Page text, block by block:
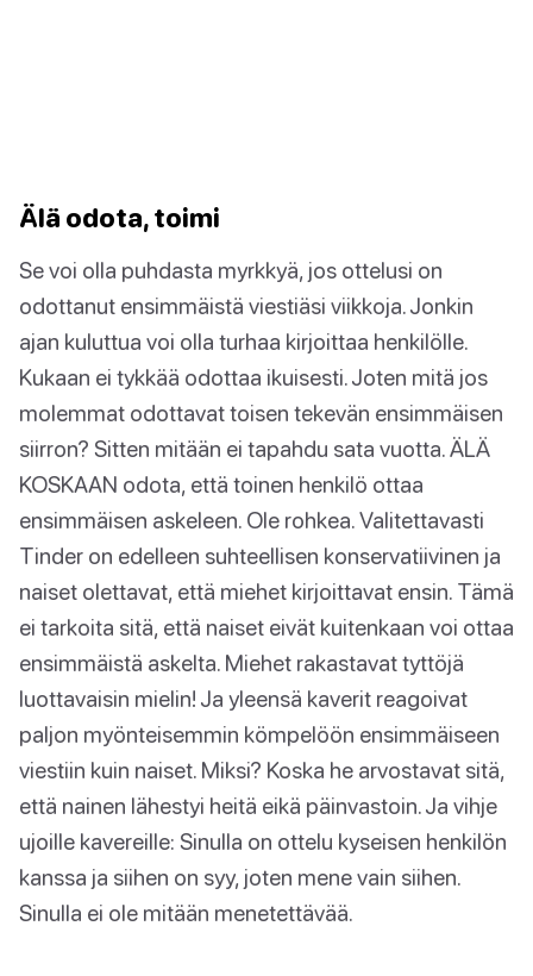
Älä odota, toimi
Se voi olla puhdasta myrkkyä, jos ottelusi on
odottanut ensimmäistä viestiäsi viikkoja. Jonkin
ajan kuluttua voi olla turhaa kirjoittaa henkilölle.
Kukaan ei tykkää odottaa ikuisesti. Joten mitä jos
molemmat odottavat toisen tekevän ensimmäisen
siirron? Sitten mitään ei tapahdu sata vuotta. ÄLÄ
KOSKAAN odota, että toinen henkilö ottaa
ensimmäisen askeleen. Ole rohkea. Valitettavasti
Tinder on edelleen suhteellisen konservatiivinen ja
naiset olettavat, että miehet kirjoittavat ensin. Tämä
ei tarkoita sitä, että naiset eivät kuitenkaan voi ottaa
ensimmäistä askelta. Miehet rakastavat tyttöjä
luottavaisin mielin! Ja yleensä kaverit reagoivat
paljon myönteisemmin kömpelöön ensimmäiseen
viestiin kuin naiset. Miksi? Koska he arvostavat sitä,
että nainen lähestyi heitä eikä päinvastoin. Ja vihje
ujoille kavereille: Sinulla on ottelu kyseisen henkilön
kanssa ja siihen on syy, joten mene vain siihen.
Sinulla ei ole mitään menetettävää.